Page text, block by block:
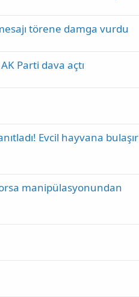
törene damga vurdu
Parti dava açtı
Evcil hayvana bulaşır
manipülasyonundan